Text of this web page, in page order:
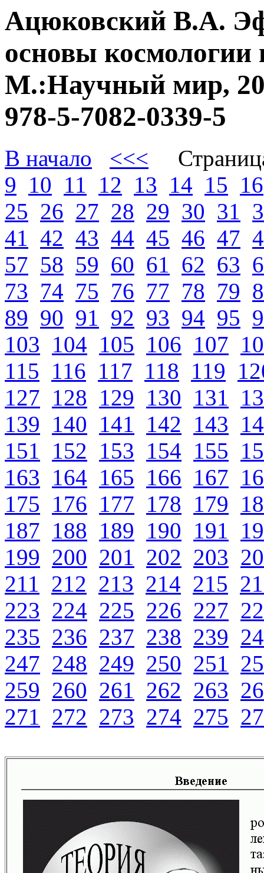
Ацюковский В.А.
основы космологии
М.:Научный мир,
978-5-7082-0339-5
В начало <<<
9 10 11 12 13 14 15 16
25 26 27 28 29 30 31
41 42 43 44 45 46 47
57 58 59 60 61 62 63
73 74 75 76 77 78 79
89 90 91 92 93 94 95
103 104 105 106 107
115 116 117 118 119
127 128 129 130 131
139 140 141 142 143
151
152 153 154 155
163 164 165 166 167
175 176 177 178 179
187 188 189 190 191
199 200 201 202 203
211 212 213 214 215
223 224 225 226 227
235 236 237 238 239
247 248 249 250 251
259 260 261 262 263
271 272 273 274 275